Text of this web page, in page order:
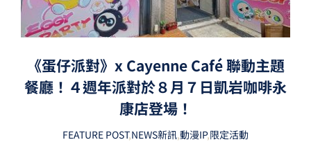
《蛋仔派對》x Cayenne Café 聯動主題
餐廳！４週年派對於８月７日凱岩咖啡永
康店登場！
FEATURE POST,NEWS新訊,動漫IP,限定活動